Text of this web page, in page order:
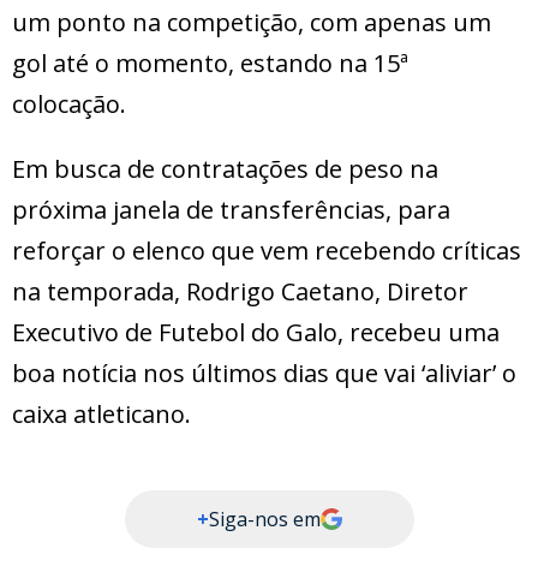
um ponto na competição, com apenas um
gol até o momento, estando na 15ª
colocação.
Em busca de contratações de peso na
próxima janela de transferências, para
reforçar o elenco que vem recebendo críticas
na temporada, Rodrigo Caetano, Diretor
Executivo de Futebol do Galo, recebeu uma
boa notícia nos últimos dias que vai ‘aliviar’ o
caixa atleticano.
+Siga-nos em